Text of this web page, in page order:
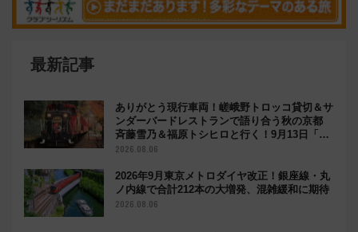
最新記事
ありがとう現行車両！嵯峨野トロッコ貸切＆サ
ンダーバードレストランで語り合う秋の京都
斉藤雪乃＆福原トシヒロと行く！9月13日「京
都の鉄道満喫ツアー」開催
2026.08.06
2026年9月東京メトロダイヤ改正！銀座線・丸
ノ内線で合計212本の大増発、混雑緩和に期待
2026.08.06